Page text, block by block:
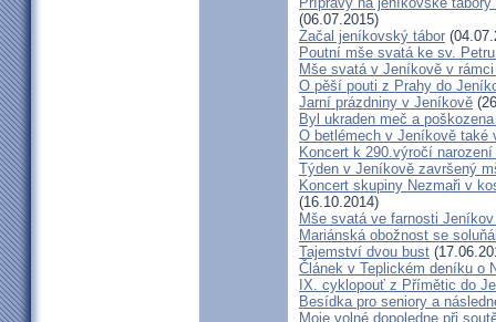
(06.07.2015)
Začal jeníkovský tábor
Poutní mše svatá ke sv.
Mše svatá v Jeníkově v
O pěší pouti z Prahy do
Jarní prázdniny v Jeníkově
Byl ukraden meč a
O betlémech v Jeníkově také
Koncert k 290.výročí
Týden v Jeníkově završený
Koncert skupiny Nezmaři v
(16.10.2014)
Mše svatá ve farnosti
Mariánská obožnost se
Tajemství dvou bust
Článek v Teplickém deníku o
IX. cyklopouť z Přímětic do
Besídka pro seniory a
Moje volné dopoledne při